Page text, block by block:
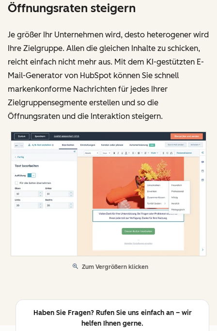
Öffnungsraten steigern
Je größer Ihr Unternehmen wird, desto heterogener wird
Ihre Zielgruppe. Allen die gleichen Inhalte zu schicken,
reicht einfach nicht mehr aus. Mit dem KI-gestützten E-
Mail-Generator von HubSpot können Sie schnell
markenkonforme Nachrichten für jedes Ihrer
Zielgruppensegmente erstellen und so die
Öffnungsraten und die Interaktion steigern.
Zum Vergrößern klicken
Haben Sie Fragen? Rufen Sie uns einfach an – wir
helfen Ihnen gerne.